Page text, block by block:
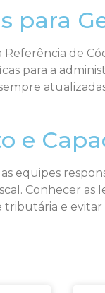
para
Referência de
para a
e
equipes
Conhecer
e evitar